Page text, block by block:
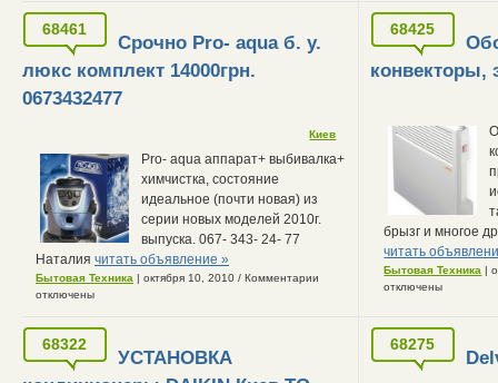
68461
Срочно Pro- aqua б. у.
люкс комплект 14000грн.
0673432477
Киев
Pro- aqua аппарат+ выбивалка+
химчистка, состояние
идеальное (почти новая) из
серии новых моделей 2010г.
выпуска. 067- 343- 24- 77
Наталия читать объявление »
Бытовая Техника | октября 10, 2010 / Комментарии
отключены
68425
конвекторы,
брызг и многое
читать
Бытовая Техника |
отключены
68322
УСТАНОВКА
68275